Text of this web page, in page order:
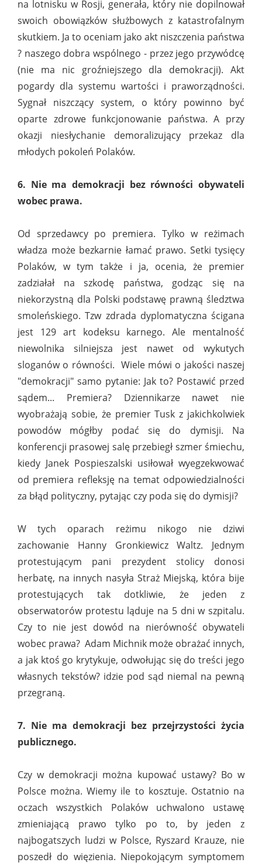
na lotnisku w Rosji, generała, który nie dopilnował
swoich obowiązków służbowych z katastrofalnym
skutkiem. Ja to oceniam jako akt niszczenia państwa
? naszego dobra wspólnego - przez jego przywódcę
(nie ma nic groźniejszego dla demokracji). Akt
pogardy dla systemu wartości i praworządności.
Sygnał niszczący system, o który powinno być
oparte zdrowe funkcjonowanie państwa. A przy
okazji niesłychanie demoralizujący przekaz dla
młodych pokoleń Polaków.
6. Nie ma demokracji bez równości obywateli
wobec prawa.
Od sprzedawcy po premiera. Tylko w reżimach
władza może bezkarnie łamać prawo. Setki tysięcy
Polaków, w tym także i ja, ocenia, że premier
zadziałał na szkodę państwa, godząc się na
niekorzystną dla Polski podstawę prawną śledztwa
smoleńskiego. Tzw zdrada dyplomatyczna ścigana
jest 129 art kodeksu karnego. Ale mentalność
niewolnika silniejsza jest nawet od wykutych
sloganów o równości. Wiele mówi o jakości naszej
"demokracji" samo pytanie: Jak to? Postawić przed
sądem... Premiera? Dziennikarze nawet nie
wyobrażają sobie, że premier Tusk z jakichkolwiek
powodów mógłby podać się do dymisji. Na
konferencji prasowej salę przebiegł szmer śmiechu,
kiedy Janek Pospieszalski usiłował wyegzekwować
od premiera refleksję na temat odpowiedzialności
za błąd polityczny, pytając czy poda się do dymisji?
W tych oparach reżimu nikogo nie dziwi
zachowanie Hanny Gronkiewicz Waltz. Jednym
protestującym pani prezydent stolicy donosi
herbatę, na innych nasyła Straż Miejską, która bije
protestujących tak dotkliwie, że jeden z
obserwatorów protestu ląduje na 5 dni w szpitalu.
Czy to nie jest dowód na nierówność obywateli
wobec prawa? Adam Michnik może obrażać innych,
a jak ktoś go krytykuje, odwołując się do treści jego
własnych tekstów? idzie pod sąd niemal na pewną
przegraną.
7. Nie ma demokracji bez przejrzystości życia
publicznego.
Czy w demokracji można kupować ustawy? Bo w
Polsce można. Wiemy ile to kosztuje. Ostatnio na
oczach wszystkich Polaków uchwalono ustawę
zmieniającą prawo tylko po to, by jeden z
najbogatszych ludzi w Polsce, Ryszard Krauze, nie
poszedł do więzienia. Niepokojącym symptomem